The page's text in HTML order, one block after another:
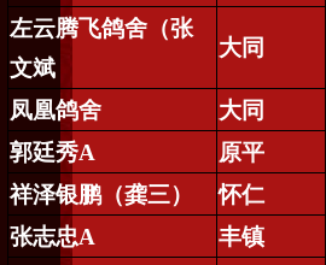
左云腾飞鸽舍（张
文斌
大同
凤凰鸽舍 大同
郭廷秀A 原平
祥泽银鹏（龚三）
怀仁
张志忠A 丰镇